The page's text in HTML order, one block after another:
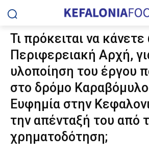
Τι πρόκειται να
Περιφερειακή Αρχή,
υλοποίηση του έργου
στο δρόμο
Ευφημία στην
την απένταξή του από
χρηματοδότηση;